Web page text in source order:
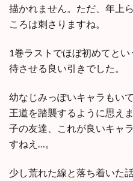
描かれません。ただ、年上
ころは刺さりますね。
1巻ラストでほぼ初めてと
待させる良い引きでした。
幼なじみっぽいキャラもい
王道を踏襲するように思え
子の友達、これが良いキャ
すねえ…。
少し荒れた線と落ち着いた